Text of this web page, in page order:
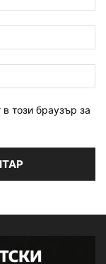
този браузър за